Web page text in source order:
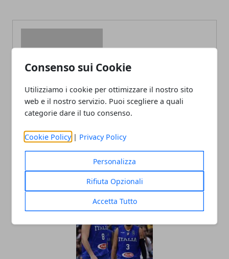
Consenso sui Cookie
Utilizziamo i cookie per ottimizzare il nostro sito
web e il nostro servizio. Puoi scegliere a quali
categorie dare il tuo consenso.
Cookie Policy | Privacy Policy
Personalizza
Rifiuta Opzionali
Accetta Tutto
ARTICOLI CORRELATI